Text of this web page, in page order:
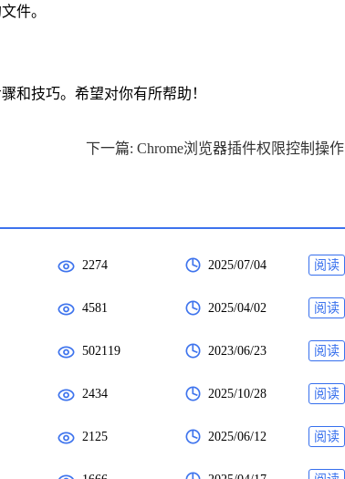
件。
和技巧。希望对你有所帮助！
2274 2025/07/04 阅读
4581 2025/04/02 阅读
502119 2023/06/23 阅读
2434 2025/10/28 阅读
2125 2025/06/12 阅读